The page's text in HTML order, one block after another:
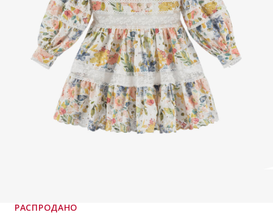
РАСПРОДАНО